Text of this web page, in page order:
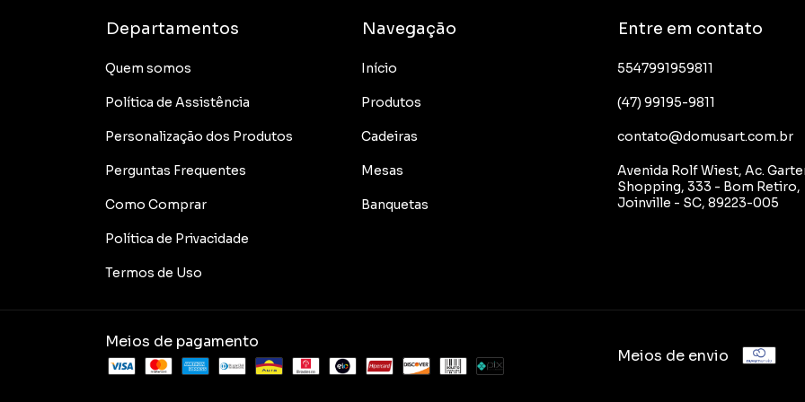
Departamentos
Quem somos
Política de Assistência
Personalização dos Produtos
Perguntas Frequentes
Como Comprar
Política de Privacidade
Termos de Uso
Navegação
Início
Produtos
Cadeiras
Mesas
Banquetas
Entre em contato
5547991959811
(47) 99195-9811
contato@domusart.com.br
Avenida Rolf Wiest, Ac.
Shopping, 333 - Bom Retiro,
Joinville - SC, 89223-005
Meios de pagamento
Meios de envio